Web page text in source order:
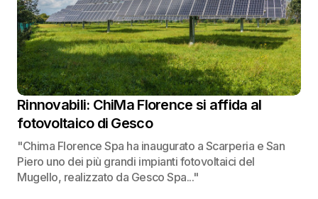
Rinnovabili: ChiMa Florence si affida al
fotovoltaico di Gesco
"Chima Florence Spa ha inaugurato a Scarperia e San
Piero uno dei più grandi impianti fotovoltaici del
Mugello, realizzato da Gesco Spa..."